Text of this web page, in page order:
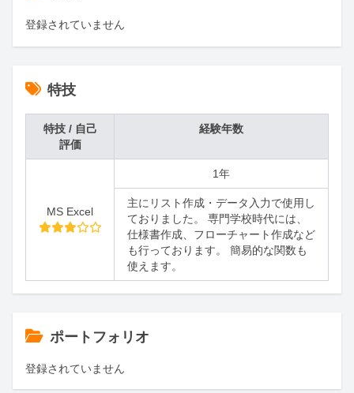
登録されていません
特技
特技 / 自己
評価
経験年数
MS Excel
1年
主にリスト作成・データ入力で使用し
ておりました。 専門学校時代には、
仕様書作成、フローチャート作成など
も行っております。 簡易的な関数も
使えます。
ポートフォリオ
登録されていません